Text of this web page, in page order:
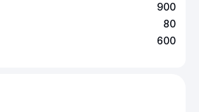
900
80
600